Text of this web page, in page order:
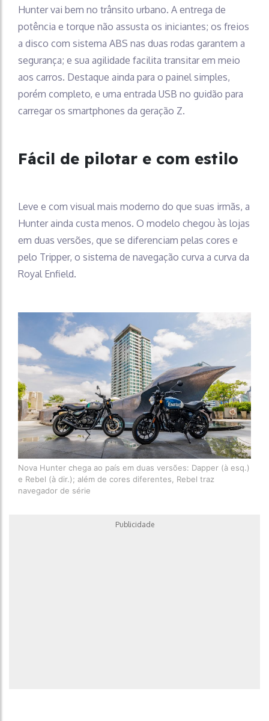
Hunter vai bem no trânsito urbano. A entrega de
potência e torque não assusta os iniciantes; os freios
a disco com sistema ABS nas duas rodas garantem a
segurança; e sua agilidade facilita transitar em meio
aos carros. Destaque ainda para o painel simples,
porém completo, e uma entrada USB no guidão para
carregar os smartphones da geração Z.
Fácil de pilotar e com estilo
Leve e com visual mais moderno do que suas irmãs, a
Hunter ainda custa menos. O modelo chegou às lojas
em duas versões, que se diferenciam pelas cores e
pelo Tripper, o sistema de navegação curva a curva da
Royal Enfield.
Nova Hunter chega ao país em duas versões: Dapper (à esq.)
e Rebel (à dir.); além de cores diferentes, Rebel traz
navegador de série
Publicidade